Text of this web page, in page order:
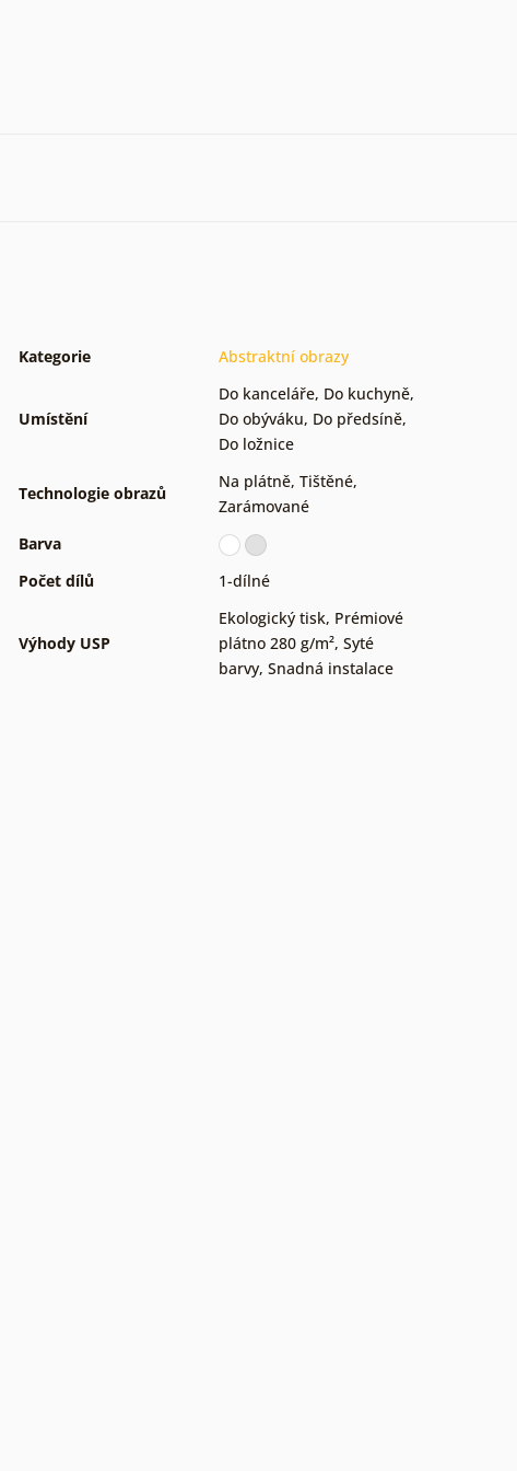
Kategorie Abstraktní obrazy
Umístění
Do kanceláře, Do kuchyně,
Do obýváku, Do předsíně,
Do ložnice
Technologie obrazů
Na plátně, Tištěné,
Zarámované
Barva
Počet dílů
1-dílné
Výhody USP
Ekologický tisk, Prémiové
plátno 280 g/m², Syté
barvy, Snadná instalace